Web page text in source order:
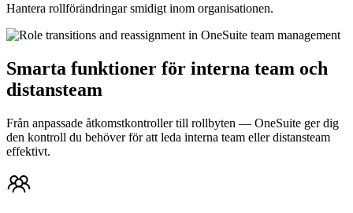
Hantera rollförändringar smidigt inom organisationen.
Smarta funktioner för interna team och
distansteam
Från anpassade åtkomstkontroller till rollbyten — OneSuite ger dig
den kontroll du behöver för att leda interna team eller distansteam
effektivt.